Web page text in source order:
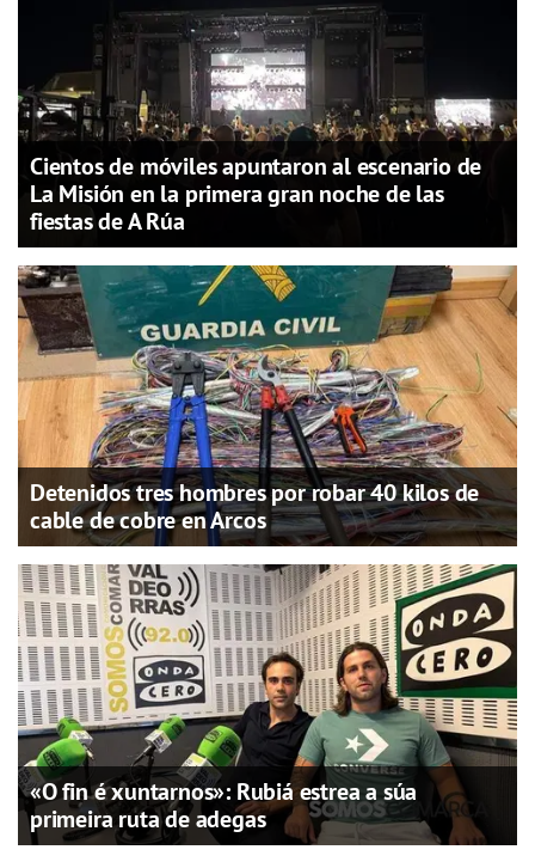
Cientos de móviles apuntaron al escenario de
La Misión en la primera gran noche de las
fiestas de A Rúa
Detenidos tres hombres por robar 40 kilos de
cable de cobre en Arcos
«O fin é xuntarnos»: Rubiá estrea a súa
primeira ruta de adegas